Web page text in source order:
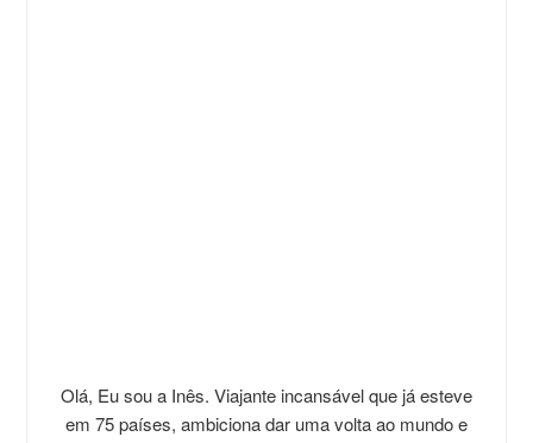
Olá, Eu sou a Inês. Viajante incansável que já esteve
em 75 países, ambiciona dar uma volta ao mundo e